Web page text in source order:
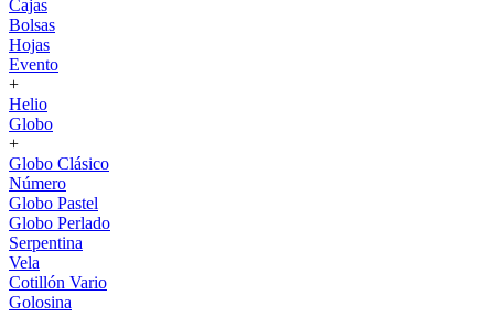
Cajas
Bolsas
Hojas
Evento
+
Helio
Globo
+
Globo Clásico
Número
Globo Pastel
Globo Perlado
Serpentina
Vela
Cotillón Vario
Golosina